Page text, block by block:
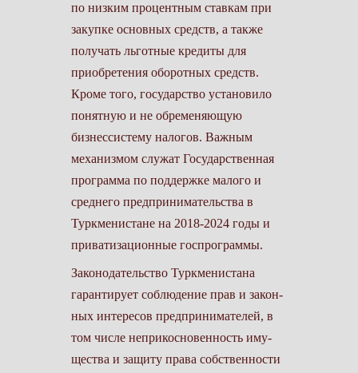
по низ­ким процентным ставкам при
закупке основных средств, а также
получать льготные кредиты для
приобрете­ния оборотных средств.
Кроме того, государство установило
понятную и не обременяющую
бизнессистему налогов. Важным
механизмом слу­жат Государственная
программа по поддержке малого и
среднего пред­принимательства в
Туркменистане на 2018-2024 годы и
приватизационные госпрограммы.
Законодательство Туркменистана
гарантирует соблюдение прав и закон­
ных интересов предпринимателей, в
том числе неприкосновенность иму­
щества и защиту права собственности